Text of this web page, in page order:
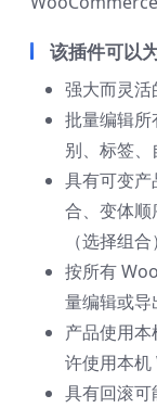
该插件可以
强大而灵活
批量编辑
别、标签
具有可变产
合、变体
（选择组合）
按所有
量编辑或导
产品使用
许使用本
具有回滚可